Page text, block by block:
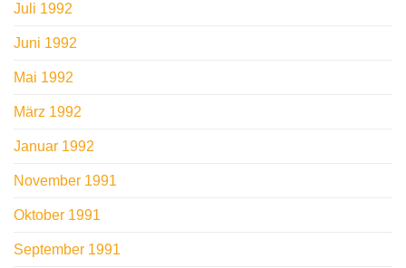
Juli 1992
Juni 1992
Mai 1992
März 1992
Januar 1992
November 1991
Oktober 1991
September 1991